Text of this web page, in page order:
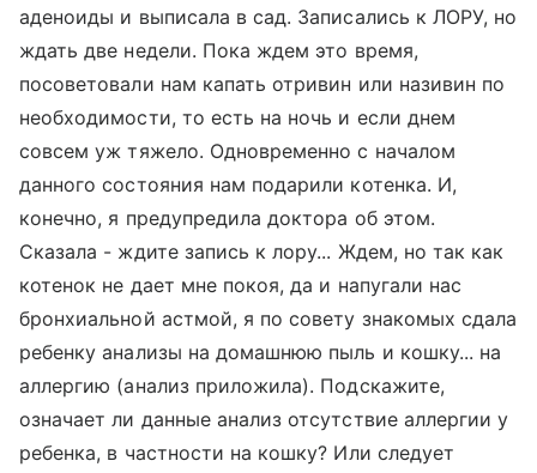
аденоиды и выписала в сад. Записались к ЛОРУ, но
ждать две недели. Пока ждем это время,
посоветовали нам капать отривин или називин по
необходимости, то есть на ночь и если днем
совсем уж тяжело. Одновременно с началом
данного состояния нам подарили котенка. И,
конечно, я предупредила доктора об этом.
Сказала - ждите запись к лору... Ждем, но так как
котенок не дает мне покоя, да и напугали нас
бронхиальной астмой, я по совету знакомых сдала
ребенку анализы на домашнюю пыль и кошку... на
аллергию (анализ приложила). Подскажите,
означает ли данные анализ отсутствие аллергии у
ребенка, в частности на кошку? Или следует